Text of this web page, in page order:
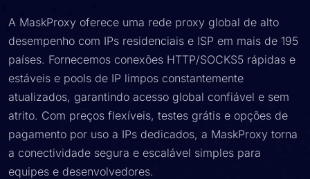
A MaskProxy oferece uma rede proxy global de alto
desempenho com IPs residenciais e ISP em mais de 195
países. Fornecemos conexões HTTP/SOCKS5 rápidas e
estáveis e pools de IP limpos constantemente
atualizados, garantindo acesso global confiável e sem
atrito. Com preços flexíveis, testes grátis e opções de
pagamento por uso a IPs dedicados, a MaskProxy torna
a conectividade segura e escalável simples para
equipes e desenvolvedores.